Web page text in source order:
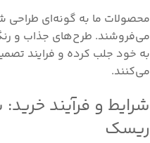
محصولات ما به گونه‌ای طراحی
می‌فروشند. طرح‌های جذاب و
به خود جلب کرده و فرایند
می‌کنند.
شرایط و فرآیند
ریسک